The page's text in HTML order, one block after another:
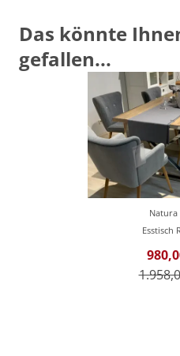
Das könnte
gefallen...
Natura
Esstisch